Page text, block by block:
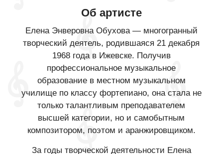
Об артисте
Елена Энверовна Обухова — многогранный
творческий деятель, родившаяся 21 декабря
1968 года в Ижевске. Получив
профессиональное музыкальное
образование в местном музыкальном
училище по классу фортепиано, она стала не
только талантливым преподавателем
высшей категории, но и самобытным
композитором, поэтом и аранжировщиком.
За годы творческой деятельности Елена